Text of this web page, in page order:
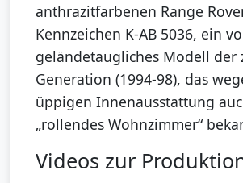
anthrazitfarbenen Range
Kennzeichen K-AB 5036, ein
geländetaugliches Modell der
Generation (1994-98), das
üppigen Innenausstattung
„rollendes Wohnzimmer“
Videos zur